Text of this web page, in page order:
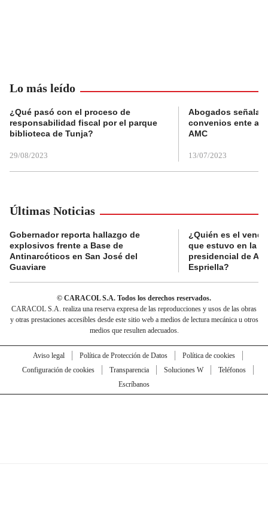
Lo más leído
¿Qué pasó con el proceso de
responsabilidad fiscal por el parque
biblioteca de Tunja?
29/08/2023
Abogados
convenios ente
AMC
13/07/2023
Últimas Noticias
Gobernador reporta hallazgo de
explosivos frente a Base de
Antinarcóticos en San José del
Guaviare
¿Quién es el
que estuvo en la
presidencial de
Espriella?
© CARACOL S.A. Todos los derechos reservados.
CARACOL S.A. realiza una reserva expresa de las reproducciones y usos de las obras
y otras prestaciones accesibles desde este sitio web a medios de lectura mecánica u otros
medios que resulten adecuados.
Aviso legal Política de Protección de Datos
Política de cookies
Configuración de cookies
Transparencia Soluciones W
Teléfonos
Escríbanos